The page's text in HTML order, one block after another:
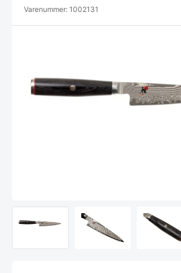
Varenummer: 1002131